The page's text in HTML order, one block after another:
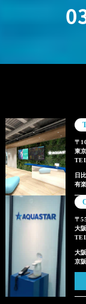
〒
東
日
有
〒
大
大
京